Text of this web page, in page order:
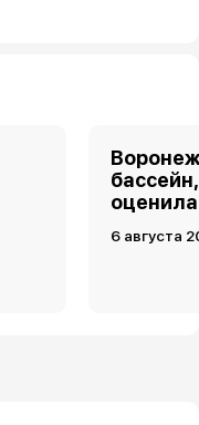
6 августа